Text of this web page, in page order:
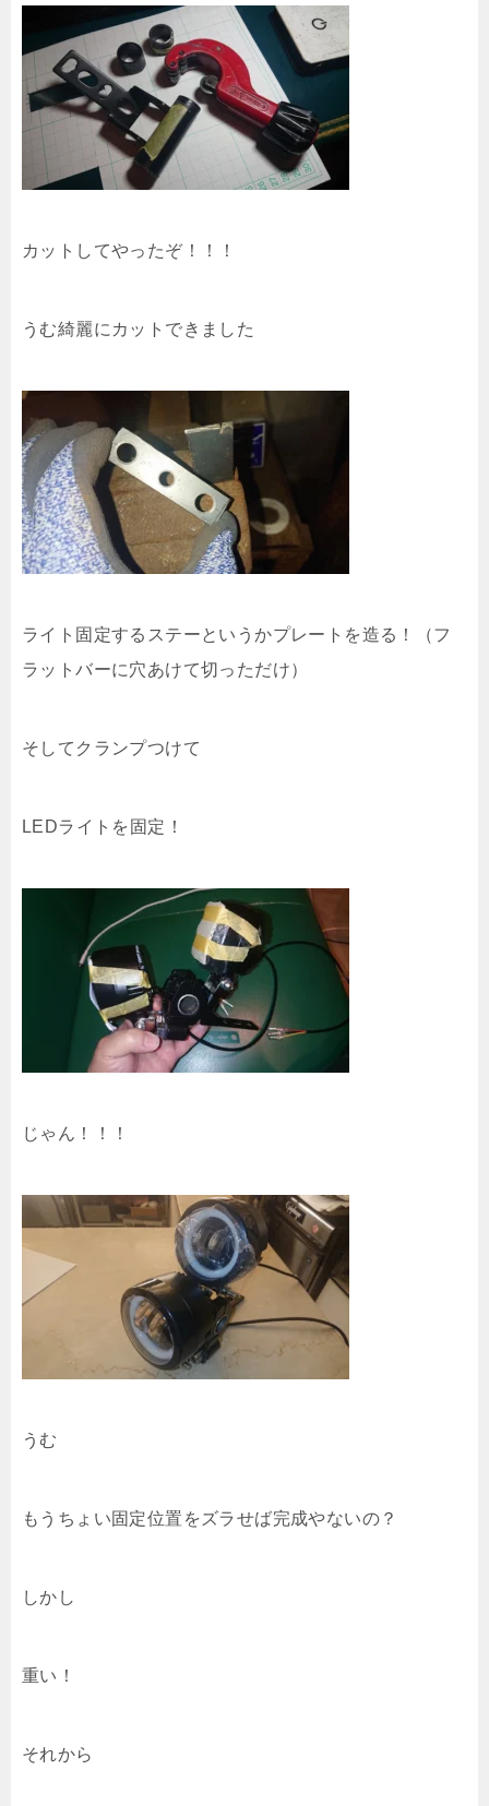
カットしてやったぞ！！！
うむ綺麗にカットできました
ライト固定するステーというかプレートを造る！（フ
ラットバーに穴あけて切っただけ）
そしてクランプつけて
LEDライトを固定！
じゃん！！！
うむ
もうちょい固定位置をズラせば完成やないの？
しかし
重い！
それから